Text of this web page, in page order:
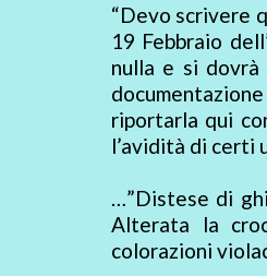
“Devo scrivere
19 Febbraio
nulla e si
riportarla qui
l’avidità di certi
…”Distese di
Alterata la
colorazioni